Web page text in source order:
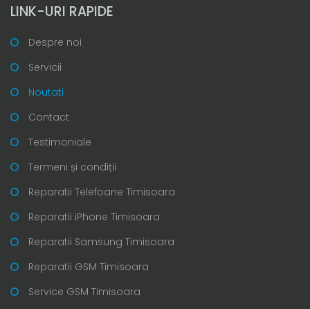
LINK-URI RAPIDE
Despre noi
Servicii
Noutati
Contact
Testimoniale
Termeni și condiții
Reparatii Telefoane Timisoara
Reparatii iPhone Timisoara
Reparatii Samsung Timisoara
Reparatii GSM Timisoara
Service GSM Timisoara